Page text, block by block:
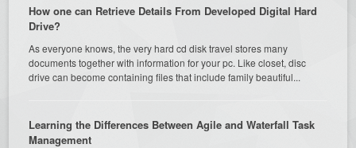
How one can Retrieve Details From Developed Digital Hard
Drive?
As everyone knows, the very hard cd disk travel stores many
documents together with information for your pc. Like closet, disc
drive can become containing files that include family beautiful...
Learning the Differences Between Agile and Waterfall Task
Management